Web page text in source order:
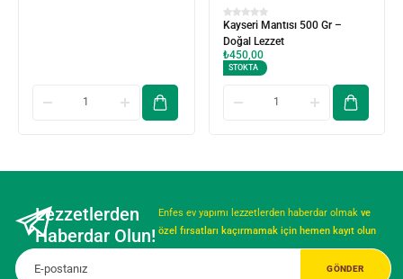
Kayseri Mantısı 500 Gr –
Doğal Lezzet
₺450,00
STOKTA
Lezzetlerden
Haberdar Olun!
Enfes ev yapımı lezzetlerden haberdar olmak ve
özel fırsatları kaçırmamak için hemen kayıt olun